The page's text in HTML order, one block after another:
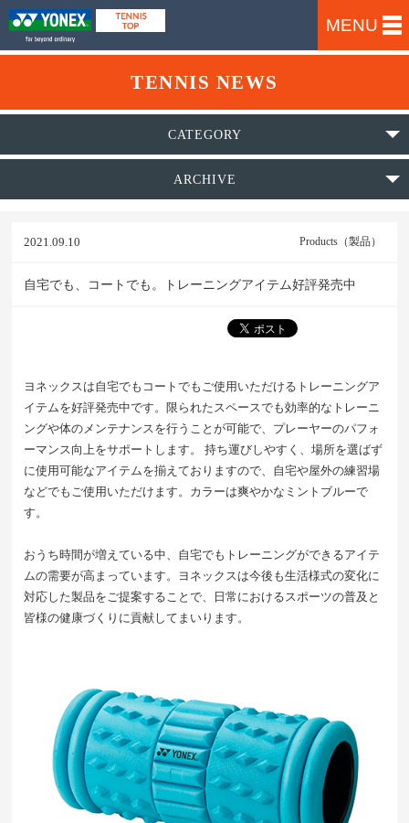
MENU
TENNIS NEWS
CATEGORY
ARCHIVE
2021.09.10 Products（製品）
自宅でも、コートでも。トレーニングアイテム好評発売中
ヨネックスは自宅でもコートでもご使用いただけるトレーニングア
イテムを好評発売中です。限られたスペースでも効率的なトレーニ
ングや体のメンテナンスを行うことが可能で、プレーヤーのパフォ
ーマンス向上をサポートします。 持ち運びしやすく、場所を選ばず
に使用可能なアイテムを揃えておりますので、自宅や屋外の練習場
などでもご使用いただけます。カラーは爽やかなミントブルーで
す。
おうち時間が増えている中、自宅でもトレーニングができるアイテ
ムの需要が高まっています。ヨネックスは今後も生活様式の変化に
対応した製品をご提案することで、日常におけるスポーツの普及と
皆様の健康づくりに貢献してまいります。